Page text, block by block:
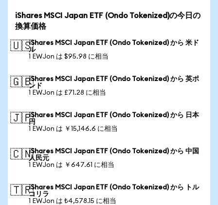
iShares MSCI Japan ETF (Ondo Tokenized)の今日の
換算価格
🇺🇸iShares MSCI Japan ETF (Ondo Tokenized) から 米ド
ル
1 EWJon は $95.98 に相当
🇬🇧iShares MSCI Japan ETF (Ondo Tokenized) から 英ポ
ンド
1 EWJon は £71.28 に相当
🇯🇵iShares MSCI Japan ETF (Ondo Tokenized) から 日本
円
1 EWJon は ￥15,146.6 に相当
🇨🇳iShares MSCI Japan ETF (Ondo Tokenized) から 中国
人民元
1 EWJon は ￥647.61 に相当
🇹🇷iShares MSCI Japan ETF (Ondo Tokenized) から トル
コリラ
1 EWJon は ₺4,578.15 に相当